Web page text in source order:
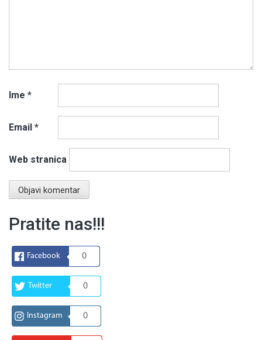
Ime *
Email *
Web stranica
Pratite nas!!!
Facebook 0
Twitter 0
Instagram 0